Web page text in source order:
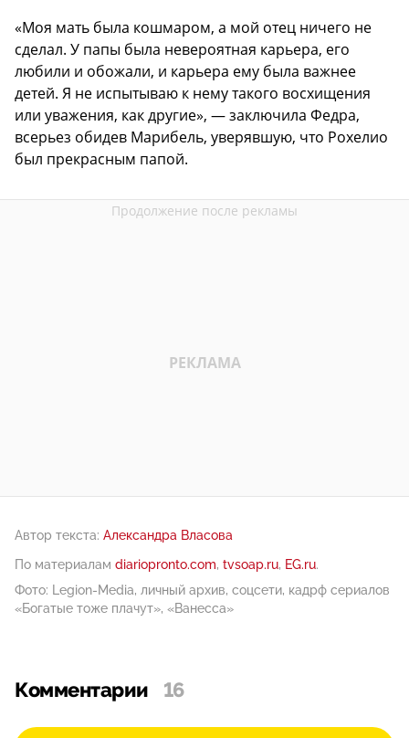
«Моя мать была кошмаром, а мой отец ничего не
сделал. У папы была невероятная карьера, его
любили и обожали, и карьера ему была важнее
детей. Я не испытываю к нему такого восхищения
или уважения, как другие», — заключила Федра,
всерьез обидев Марибель, уверявшую, что Рохелио
был прекрасным папой.
Автор текста: Александра Власова
По материалам diariopronto.com, tvsoap.ru, EG.ru.
Фото: Legion-Media, личный архив, соцсети, кадрф сериалов
«Богатые тоже плачут», «Ванесса»
Комментарии 16